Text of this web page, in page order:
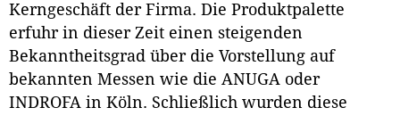
Kerngeschäft der Firma. Die Produktpalette
erfuhr in dieser Zeit einen steigenden
Bekanntheitsgrad über die Vorstellung auf
bekannten Messen wie die ANUGA oder
INDROFA in Köln. Schließlich wurden diese